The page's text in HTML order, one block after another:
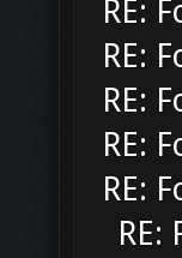
RE:
RE:
RE:
RE:
RE:
RE: